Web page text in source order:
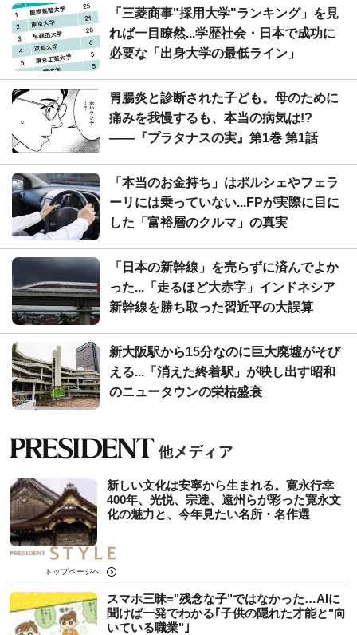
「三菱商事"採用大学"ランキング」を見
れば一目瞭然...学歴社会・日本で成功に
必要な「出身大学の最低ライン」
胃腸炎と診断された子ども。母のために
痛みを我慢するも、本当の病気は!?
――『プラタナスの実』第1巻 第1話
「本当のお金持ち」はポルシェやフェラ
ーリには乗っていない...FPが実際に目に
した「富裕層のクルマ」の真実
「日本の新幹線」を売らずに済んでよか
った...「走るほど大赤字」インドネシア
新幹線を勝ち取った習近平の大誤算
新大阪駅から15分なのに巨大廃墟がそび
える...「消えた終着駅」が映し出す昭和
のニュータウンの栄枯盛衰
新しい文化は安寧から生まれる。寛永行幸
400年、光悦、宗達、遠州らが彩った寛永文
化の魅力と、今年見たい名所・名作選
トップページへ
スマホ三昧="残念な子"ではなかった…AIに
聞けば一発でわかる｢子供の隠れた才能と"向
いている職業"｣